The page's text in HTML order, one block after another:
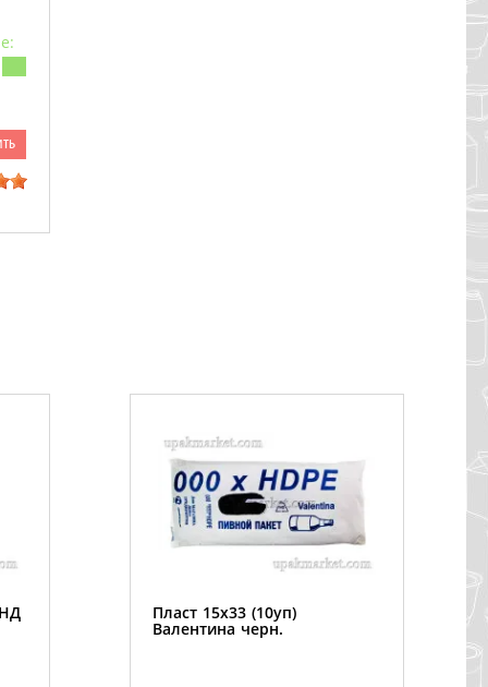
Пласт 15х33 (10уп)
Валентина черн.